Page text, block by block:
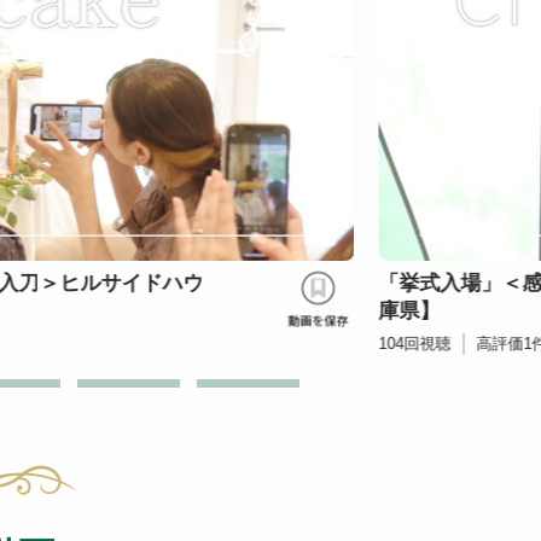
刀＞ヒルサイドハウ
「挙式入場」＜
庫県】
104回視聴 高評価1